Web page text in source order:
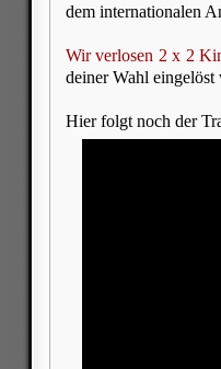
dem internationalen
Wir verlosen 2 x 2
deiner Wahl eingelöst
Hier folgt noch der